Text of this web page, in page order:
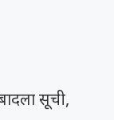
सूची,